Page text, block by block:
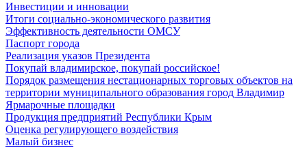
Инвестиции и инновации
Итоги социально-экономического развития
Эффективность деятельности ОМСУ
Паспорт города
Реализация указов Президента
Покупай владимирское, покупай российское!
Порядок размещения нестационарных торговых объектов на
территории муниципального образования город Владимир
Ярмарочные площадки
Продукция предприятий Республики Крым
Оценка регулирующего воздействия
Малый бизнес